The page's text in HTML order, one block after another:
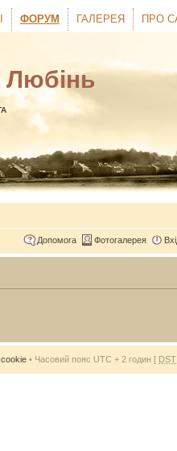
ПРО
ГАЛЕРЕЯ
ФОРУМ
Любінь
Допомога Фотогалерея
• Часовий пояс UTC + 2 годин [ DST